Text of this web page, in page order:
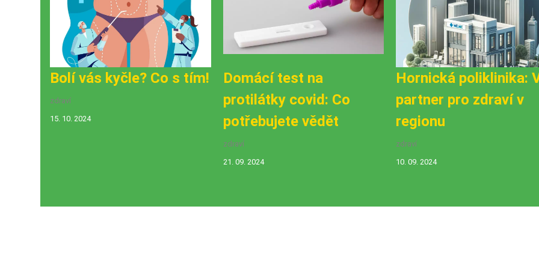
Bolí vás kyčle? Co s tím!
zdraví
15. 10. 2024
Domácí test na
protilátky covid: Co
potřebujete vědět
zdraví
21. 09. 2024
Hornická poliklinika:
partner pro zdraví v
regionu
zdraví
10. 09. 2024